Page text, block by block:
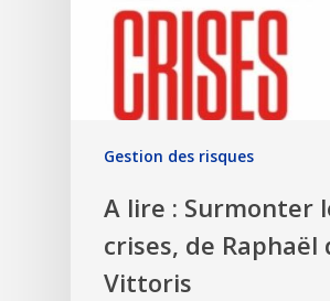
Gestion des risques
A lire : Surmonter
crises, de Raphaël
Vittoris